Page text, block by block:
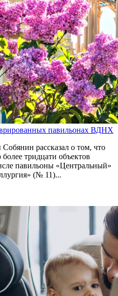
павильонах ВДНХ
рассказал о том, что
тридцати объектов
павильоны «Центральный»
(№ 11)...